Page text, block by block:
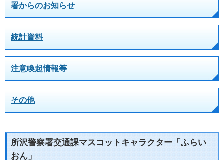
署からのお知らせ
統計資料
注意喚起情報等
その他
所沢警察署交通課マスコットキャラクター「ふらい
おん」